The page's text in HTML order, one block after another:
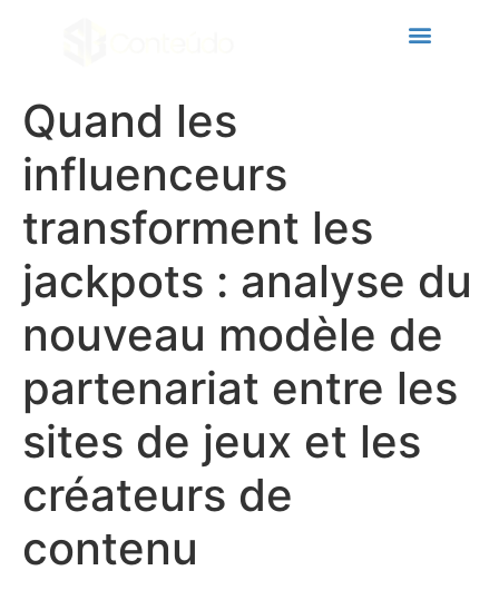
paketleri
panel
panel
panel
panel
panel
panel
Quand les
influenceurs
transforment les
jackpots : analyse du
nouveau modèle de
partenariat entre les
sites de jeux et les
créateurs de
contenu